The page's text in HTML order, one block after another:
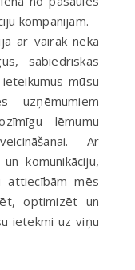
kompānijām.
ar vairāk nekā
sabiedriskās
mūsu
uzņēmumiem
lēmumu
Ar
komunikāciju,
attiecībām mēs
optimizēt un
ietekmi uz viņu